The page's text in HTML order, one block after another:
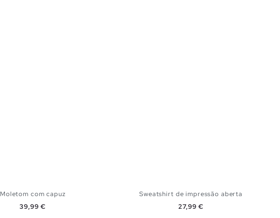
Moletom com capuz
Preço
39,99 €
Sweatshirt de impressão aberta
Preço
27,99 €